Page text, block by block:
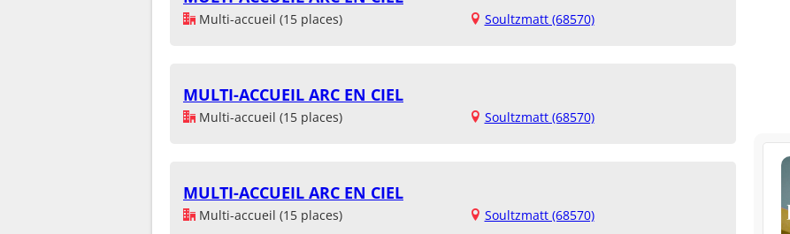
Multi-accueil (15 places) Soultzmatt (68570)
MULTI-ACCUEIL ARC EN CIEL
Multi-accueil (15 places) Soultzmatt (68570)
MULTI-ACCUEIL ARC EN CIEL
Multi-accueil (15 places) Soultzmatt (68570)